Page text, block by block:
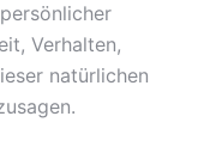
Verhalten,
natürlichen